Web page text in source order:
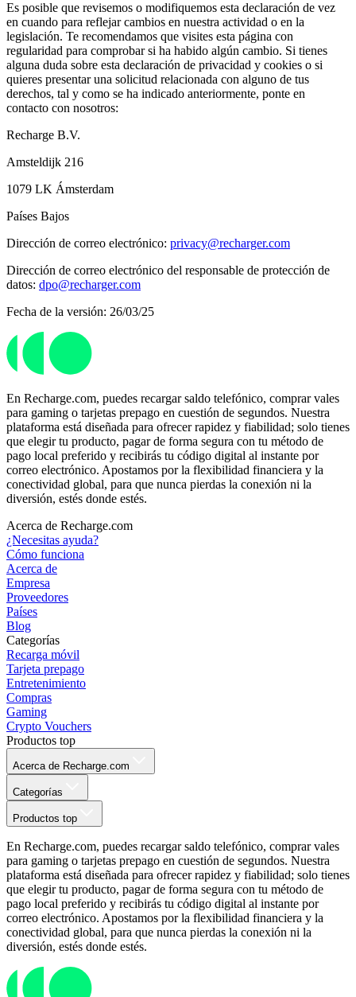
Es posible que revisemos o modifiquemos esta declaración de vez
en cuando para reflejar cambios en nuestra actividad o en la
legislación. Te recomendamos que visites esta página con
regularidad para comprobar si ha habido algún cambio. Si tienes
alguna duda sobre esta declaración de privacidad y cookies o si
quieres presentar una solicitud relacionada con alguno de tus
derechos, tal y como se ha indicado anteriormente, ponte en
contacto con nosotros:
Recharge B.V.
Amsteldijk 216
1079 LK Ámsterdam
Países Bajos
Dirección de correo electrónico: privacy@recharger.com
Dirección de correo electrónico del responsable de protección de
datos: dpo@recharger.com
Fecha de la versión: 26/03/25
En Recharge.com, puedes recargar saldo telefónico, comprar vales
para gaming o tarjetas prepago en cuestión de segundos. Nuestra
plataforma está diseñada para ofrecer rapidez y fiabilidad; solo tienes
que elegir tu producto, pagar de forma segura con tu método de
pago local preferido y recibirás tu código digital al instante por
correo electrónico. Apostamos por la flexibilidad financiera y la
conectividad global, para que nunca pierdas la conexión ni la
diversión, estés donde estés.
Acerca de Recharge.com
¿Necesitas ayuda?
Cómo funciona
Acerca de
Empresa
Proveedores
Países
Blog
Categorías
Recarga móvil
Tarjeta prepago
Entretenimiento
Compras
Gaming
Crypto Vouchers
Productos top
Acerca de Recharge.com
Categorías
Productos top
En Recharge.com, puedes recargar saldo telefónico, comprar vales
para gaming o tarjetas prepago en cuestión de segundos. Nuestra
plataforma está diseñada para ofrecer rapidez y fiabilidad; solo tienes
que elegir tu producto, pagar de forma segura con tu método de
pago local preferido y recibirás tu código digital al instante por
correo electrónico. Apostamos por la flexibilidad financiera y la
conectividad global, para que nunca pierdas la conexión ni la
diversión, estés donde estés.